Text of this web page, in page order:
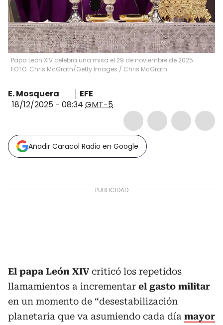
Papa León XIV celebra una misa el 29 de noviembre de 2025.
FOTO. Chris McGrath/Getty Images / Chris McGrath
E. Mosquera
EFE
18/12/2025 - 08:34 GMT-5
Añadir Caracol Radio en Google
El papa León XIV criticó los repetidos
llamamientos a incrementar el gasto militar
en un momento de “desestabilización
planetaria que va asumiendo cada día mayor